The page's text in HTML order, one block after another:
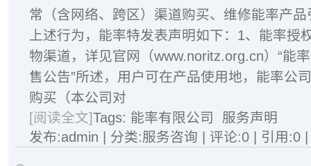
常（含网络、跨区）渠道购买、维修能率产
上述行为，能率特发表声明如下：1、能率授
物渠道，详见官网（www.noritz.org.cn）“能
售公告”所述，用户可在产品使用地，能率公
购买（本公司对
[阅读全文]Tags: 能率有限公司
服务声明
发布:admin | 分类:服务咨询 | 评论:0 | 引用:0